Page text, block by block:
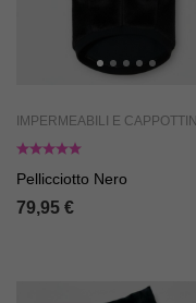
IMPERMEABILI E CAPPOTTINI
Pellicciotto Nero
79,95 €